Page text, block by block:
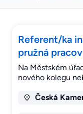
Referent/ka
pružná
Na Městském
nového kolegu
Česká